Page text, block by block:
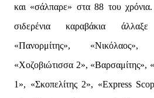
και «σάλπαρε» στα 88 του χρόνια.
σιδερένια καραβάκια
«Πανορμίτης»,
«Χοζοβιώτισσα 2», «Βαρσαμίτης»,
1», «Σκοπελίτης 2», «Express